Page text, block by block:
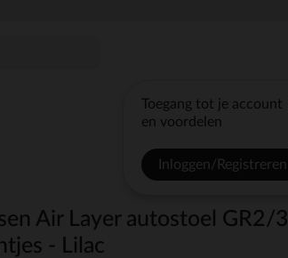
Toegang tot je account
en voordelen
Inloggen/Registreren
Air Layer autostoel GR2/3
- Lilac